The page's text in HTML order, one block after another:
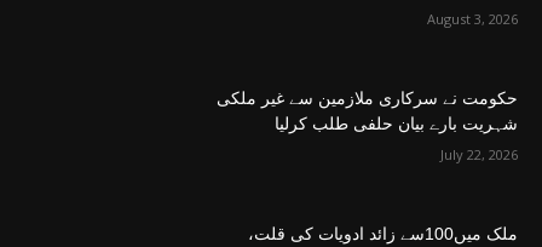
August 3, 2026
حکومت نے سرکاری ملازمین سے غیر ملکی
شہریت بارے بیان حلفی طلب کرلیا
July 22, 2026
ملک میں100سے زائد ادویات کی قلت،